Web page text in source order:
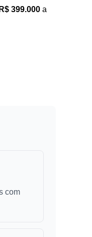
R$ 399.000 a
com